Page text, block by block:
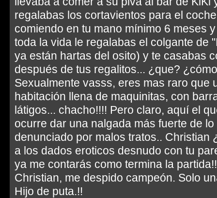
regalabas los cortavientos para el
comiendo en tu mano mínimo 6 meses
toda la vida le regalabas el colgante de
ya están hartas del osito) y te casabas
después de tus regalitos... ¿que?
Sexualmente vasss, eres mas raro que
habitación llena de maquinitas, con
látigos... chacho!!!! Pero claro, aquí el
ocurre dar una nalgada más fuerte de
denunciado por malos tratos.. Christian
a los dados eroticos desnudo con tu
ya me contarás como termina la
Christian, me despido campeón. Solo
Hijo de puta.!!